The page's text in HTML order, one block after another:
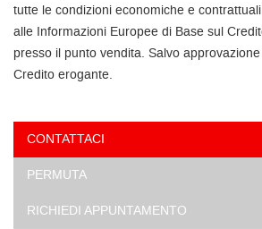
Ho letto e accettol'informativa privacy*
Acconsento al trattamento dei miei dati
tutte le condizioni economiche e
alle Informazioni Europee di Base sul
presso il punto vendita. Salvo
Credito erogante.
CONTATTACI
PERMUTA
RICHIEDI APPUNTAMENTO